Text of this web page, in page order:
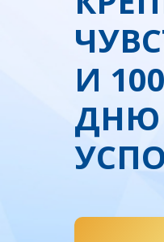
И
ДНЮ